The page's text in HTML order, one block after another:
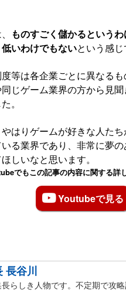
ものすごく儲かるという
いわけでもないという感じ
等は各企業ごとに異なる
じゲーム業界の方から見
。
はりゲームが好きな人た
る業界であり、非常に夢
しいなと思います。
でもこの記事の内容に関する詳
Youtubeで見る
長谷川
らしき人物です。不定期で攻